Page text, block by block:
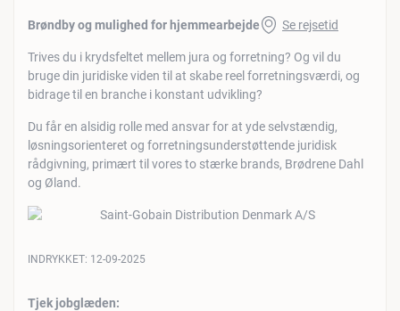
Brøndby og mulighed for hjemmearbejde Se rejsetid
Trives du i krydsfeltet mellem jura og forretning? Og vil du
bruge din juridiske viden til at skabe reel forretningsværdi, og
bidrage til en branche i konstant udvikling?
Du får en alsidig rolle med ansvar for at yde selvstændig,
løsningsorienteret og forretningsunderstøttende juridisk
rådgivning, primært til vores to stærke brands, Brødrene Dahl
og Øland.
Tjek jobglæden:
INDRYKKET: 12-09-2025